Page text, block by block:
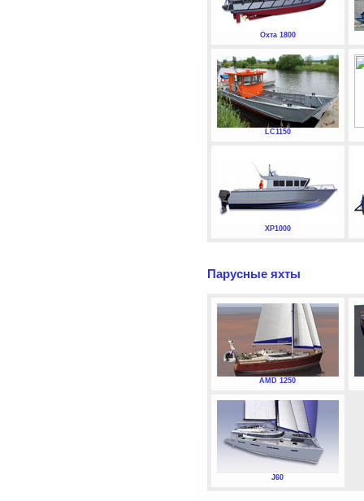
Охта 1800
LC1150
XP1000
Парусные яхты
AMD 1250
J60